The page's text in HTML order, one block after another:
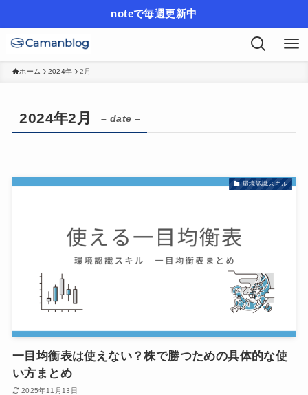
noteで毎週更新中
ホーム 2024年 2月
2024年2月 – date –
環境認識スキル
一目均衡表は使えない？株で勝つための具体的な使
い方まとめ
2025年11月13日